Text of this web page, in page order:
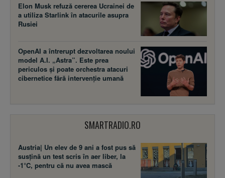
Elon Musk refuză cererea Ucrainei de
a utiliza Starlink în atacurile asupra
Rusiei
OpenAI a întrerupt dezvoltarea noului
model A.I. „Astra”. Este prea
periculos și poate orchestra atacuri
cibernetice fără intervenție umană
SMARTRADIO.RO
Austria| Un elev de 9 ani a fost pus să
susţină un test scris în aer liber, la
-1°C, pentru că nu avea mască